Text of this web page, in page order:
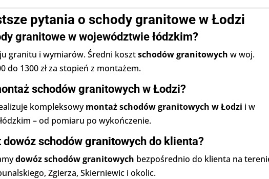
pytania o schody granitowe w Łodzi
granitowe w województwie łódzkim?
granitu i wymiarów. Średni kosztschodów granitowych w woj.
do 1300 zł za stopień z montażem.
schodów granitowych w Łodzi?
kompleksowymontaż schodów granitowych w Łodzi i w
– od pomiaru po wykończenie.
schodów granitowych do klienta?
dowóz schodów granitowych bezpośrednio do klienta na
Zgierza, Skierniewic i okolic.